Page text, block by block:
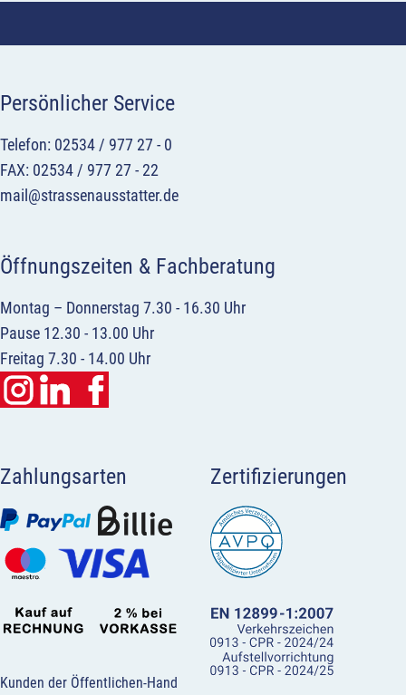
Persönlicher Service
Telefon: 02534 / 977 27 - 0
FAX: 02534 / 977 27 - 22
mail@strassenausstatter.de
Öffnungszeiten & Fachberatung
Montag – Donnerstag 7.30 - 16.30 Uhr
Pause 12.30 - 13.00 Uhr
Freitag 7.30 - 14.00 Uhr
Zahlungsarten
Kunden der Öffentlichen-Hand
Zertifizierungen